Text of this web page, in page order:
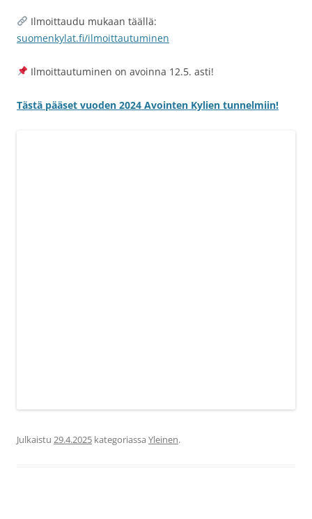
Ilmoittaudu mukaan täällä:
suomenkylat.fi/ilmoittautuminen
Ilmoittautuminen on avoinna 12.5. asti!
Tästä pääset vuoden 2024 Avointen Kylien tunnelmiin!
Julkaistu 29.4.2025 kategoriassa Yleinen.